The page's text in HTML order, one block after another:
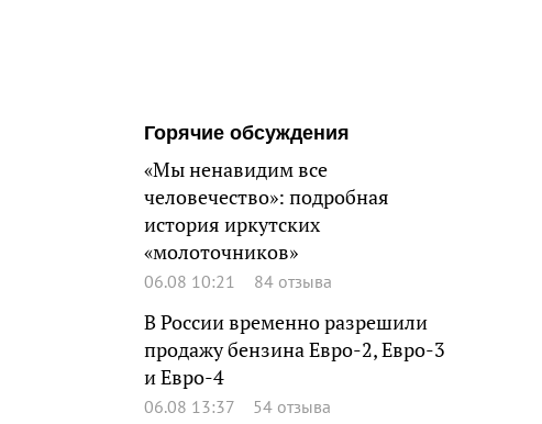
Горячие обсуждения
«Мы ненавидим все
человечество»: подробная
история иркутских
«молоточников»
06.08 10:21 84 отзыва
В России временно разрешили
продажу бензина Евро-2, Евро-3
и Евро-4
06.08 13:37 54 отзыва